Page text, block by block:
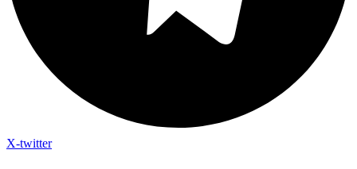
X-twitter